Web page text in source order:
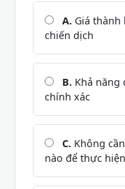
A. Giá
chiến dịch
B. Khả năng
chính xác
C. Không
nào để thực hiện